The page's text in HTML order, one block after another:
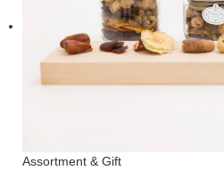
Assortment & Gift